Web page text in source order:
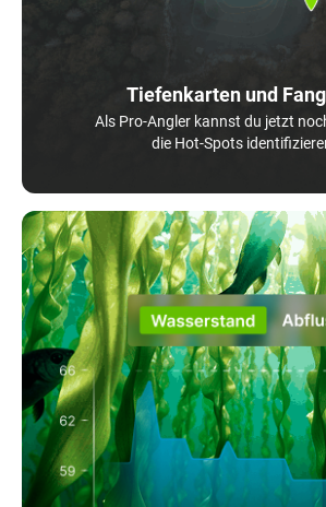
Tiefenkarten und
Als Pro-Angler kannst du jetzt
die Hot-Spots